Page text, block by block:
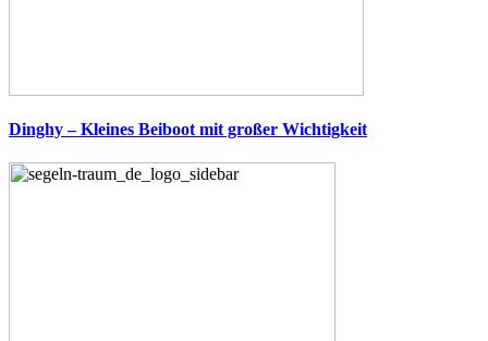
Dinghy – Kleines Beiboot mit großer Wichtigkeit